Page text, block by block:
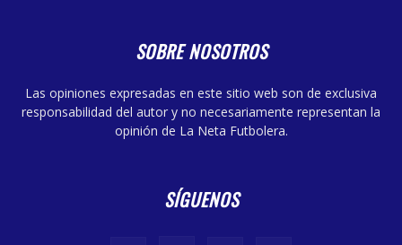
SOBRE NOSOTROS
Las opiniones expresadas en este sitio web son de exclusiva
responsabilidad del autor y no necesariamente representan la
opinión de La Neta Futbolera.
SÍGUENOS